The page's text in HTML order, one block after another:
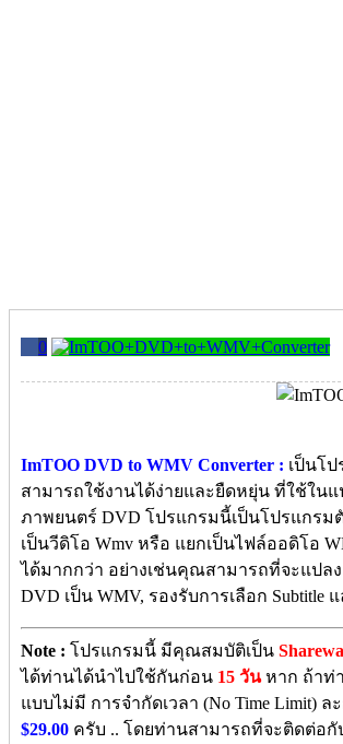
0
ImTOO DVD to WMV Converter : เป็นโ
สามารถใช้งานได้ง่ายและยืดหยุ่น ที่ใช้ใน
ภาพยนตร์ DVD โปรแกรมนี้เป็นโปรแกร
เป็นวีดิโอ Wmv หรือ แยกเป็นไฟล์ออดิโอ
ได้มากกว่า อย่างเช่นคุณสามารถที่จะแปล
DVD เป็น WMV, รองรับการเลือก
Note : โปรแกรมนี้ มีคุณสมบัติเป็น
ได้ท่านได้นำไปใช้กันก่อน 15 วันหาก ถ้าท่า
แบบไม่มี การจำกัดเวลา (No Time Limit) ล
$29.00 ครับ .. โดยท่านสามารถที่จะติดต่อ